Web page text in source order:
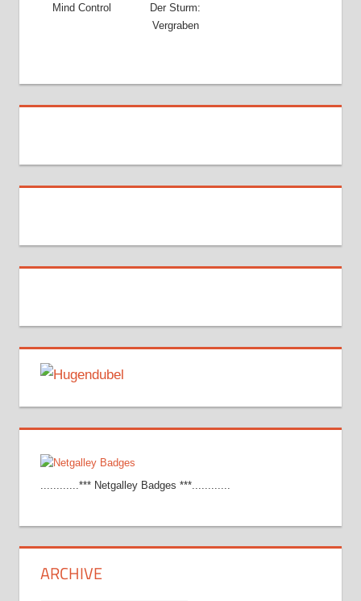
Mind Control
Der Sturm:
Vergraben
............*** Netgalley Badges ***............
ARCHIVE